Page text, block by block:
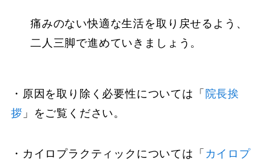
痛みのない快適な生活を取り戻せるよう、
二人三脚で進めていきましょう。
・原因を取り除く必要性については「 院長挨
拶 」をご覧ください。
・カイロプラクティックについては「 カイロプ